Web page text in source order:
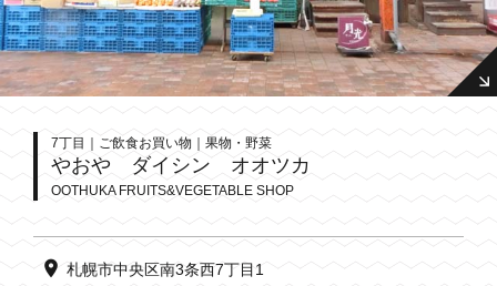
7丁目｜ご飲食お買い物｜果物・野菜
やおや ダイシン オオツカ
OOTHUKA FRUITS&VEGETABLE SHOP
札幌市中央区南3条西7丁目1